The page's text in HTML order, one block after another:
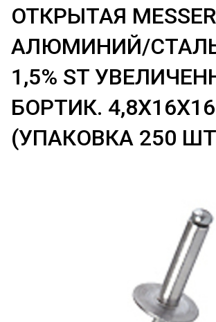
ОТКРЫТАЯ MESSER
АЛЮМИНИЙ/СТАЛЬ
1,5% ST
БОРТИК.
(УПАКОВКА 250